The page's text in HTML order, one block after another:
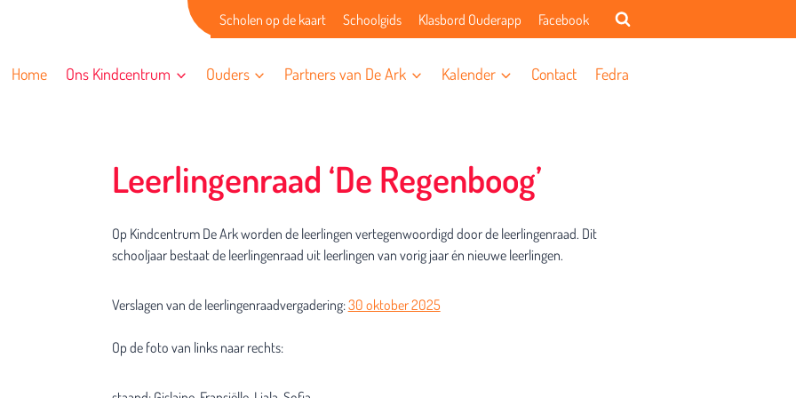
Scholen op de kaart Schoolgids Klasbord Ouderapp Facebook
Home Ons Kindcentrum Ouders Partners van De Ark Kalender Contact Fedra
Leerlingenraad ‘De Regenboog’
Op Kindcentrum De Ark worden de leerlingen vertegenwoordigd door de leerlingenraad. Dit
schooljaar bestaat de leerlingenraad uit leerlingen van vorig jaar én nieuwe leerlingen.
Verslagen van de leerlingenraadvergadering:30 oktober 2025
Op de foto van links naar rechts: